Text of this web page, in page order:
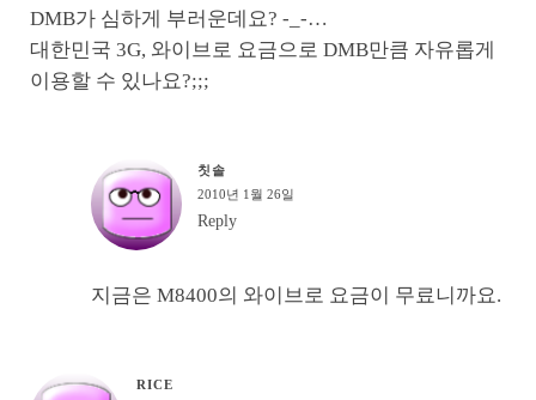
DMB가 심하게 부러운데요? -_-…
대한민국 3G, 와이브로 요금으로 DMB만큼 자유롭게
이용할 수 있나요?;;;
칫솔
2010년 1월 26일
Reply
지금은 M8400의 와이브로 요금이 무료니까요.
RICE